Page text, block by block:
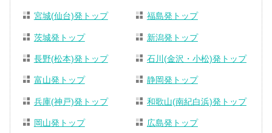
宮城(仙台)発トップ 福島発トップ
茨城発トップ 新潟発トップ
長野(松本)発トップ 石川(金沢・小松)発トップ
富山発トップ 静岡発トップ
兵庫(神戸)発トップ 和歌山(南紀白浜)発トップ
岡山発トップ 広島発トップ